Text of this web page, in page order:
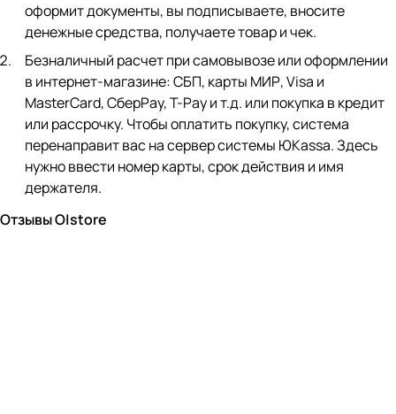
оформит документы, вы подписываете, вносите
денежные средства, получаете товар и чек.
Безналичный расчет при самовывозе или оформлении
в интернет-магазине: СБП, карты МИР, Visa и
MasterCard, СберPay, Т-Pay и т.д. или покупка в кредит
или рассрочку. Чтобы оплатить покупку, система
перенаправит вас на сервер системы ЮKassa. Здесь
нужно ввести номер карты, срок действия и имя
держателя.
Отзывы O|store